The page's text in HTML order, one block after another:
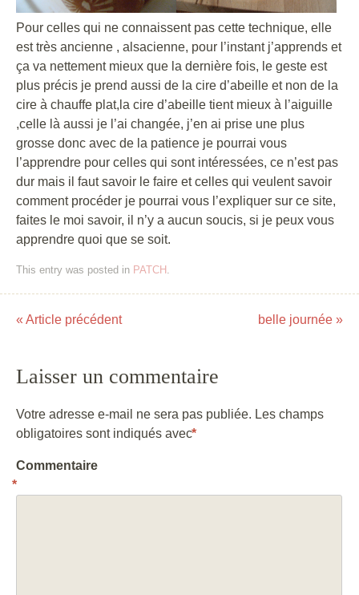
Pour celles qui ne connaissent pas cette technique, elle
est très ancienne , alsacienne, pour l’instant j’apprends et
ça va nettement mieux que la dernière fois, le geste est
plus précis je prend aussi de la cire d’abeille et non de la
cire à chauffe plat,la cire d’abeille tient mieux à l’aiguille
,celle là aussi je l’ai changée, j’en ai prise une plus
grosse donc avec de la patience je pourrai vous
l’apprendre pour celles qui sont intéressées, ce n’est pas
dur mais il faut savoir le faire et celles qui veulent savoir
comment procéder je pourrai vous l’expliquer sur ce site,
faites le moi savoir, il n’y a aucun soucis, si je peux vous
apprendre quoi que se soit.
This entry was posted in PATCH .
Post navigation
« Article précédent belle journée »
Laisser un commentaire
Votre adresse e-mail ne sera pas publiée. Les champs
obligatoires sont indiqués avec*
Commentaire
*